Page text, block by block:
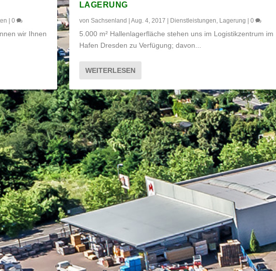
Lagerung|0
|0
wir Ihnen
LAGERUNG
von Sachsenland Aug. 4, 2017 Dienstleistungen, Lagerung 0
5.000 m² Hallenlagerfläche stehen uns im Logistikzentrum im
Hafen Dresden zu Verfügung; davon...
WEITERLESEN